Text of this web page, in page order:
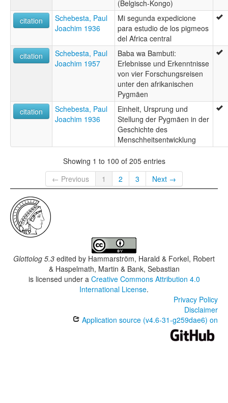
(Belgisch-Kongo)
citation
Schebesta, Paul
Joachim 1936
Mi segunda expedicione
para estudio de los pigmeos
del Africa central
citation
Schebesta, Paul
Joachim 1957
Baba wa Bambuti:
Erlebnisse und Erkenntnisse
von vier Forschungsreisen
unter den afrikanischen
Pygmäen
citation
Schebesta, Paul
Joachim 1936
Einheit, Ursprung und
Stellung der Pygmäen in der
Geschichte des
Menschheitsentwicklung
Showing 1 to 100 of 205 entries
← Previous
1 2 3 Next →
Glottolog 5.3 edited by Hammarström, Harald & Forkel, Robert
& Haspelmath, Martin & Bank, Sebastian
is licensed under a Creative Commons Attribution 4.0
International License.
Privacy Policy
Disclaimer
Application source (v4.6-31-g259dae6) on